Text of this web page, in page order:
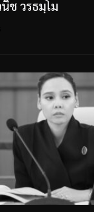
ช วรธมฺโม